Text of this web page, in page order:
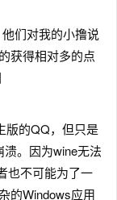
们对我的小撸说
获得相对多的点
版的QQ，但只是
。因为wine无法
也不可能为了一
的Windows应用